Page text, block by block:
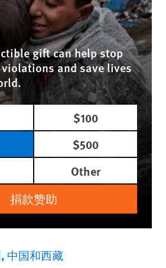
gift can help stop
and save lives
$100
$500
Other
捐款赞助
中国和西藏